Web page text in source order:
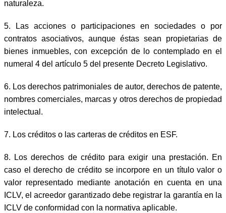
naturaleza.
5. Las acciones o participaciones en sociedades o por
contratos asociativos, aunque éstas sean propietarias de
bienes inmuebles, con excepción de lo contemplado en el
numeral 4 del artículo 5 del presente Decreto Legislativo.
6. Los derechos patrimoniales de autor, derechos de patente,
nombres comerciales, marcas y otros derechos de propiedad
intelectual.
7. Los créditos o las carteras de créditos en ESF.
8. Los derechos de crédito para exigir una prestación. En
caso el derecho de crédito se incorpore en un título valor o
valor representado mediante anotación en cuenta en una
ICLV, el acreedor garantizado debe registrar la garantía en la
ICLV de conformidad con la normativa aplicable.